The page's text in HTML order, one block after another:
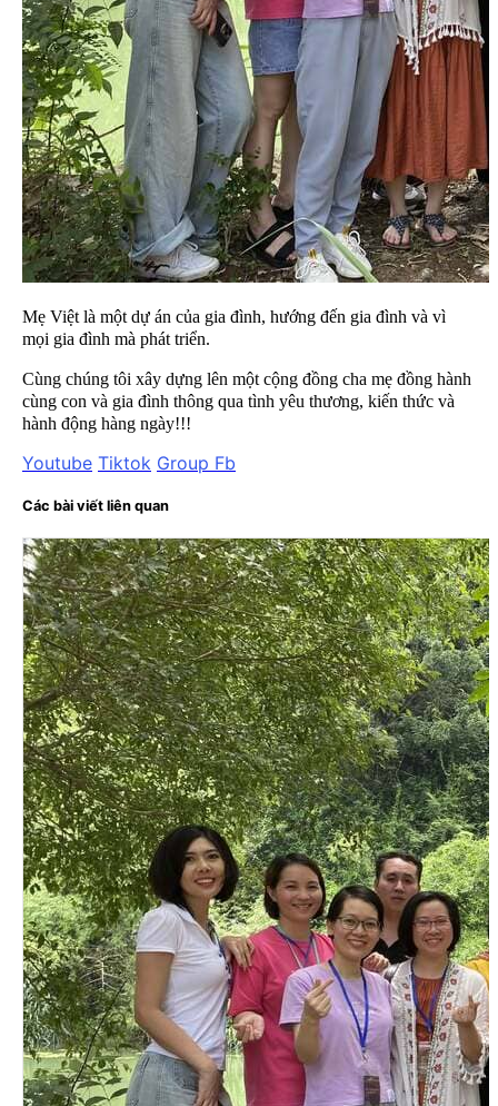
Mẹ Việt là một dự án của gia đình, hướng đến gia đình và vì
mọi gia đình mà phát triển.
Cùng chúng tôi xây dựng lên một cộng đồng cha mẹ đồng hành
cùng con và gia đình thông qua tình yêu thương, kiến thức và
hành động hàng ngày!!!
Youtube Tiktok Group Fb
Các bài viết liên quan